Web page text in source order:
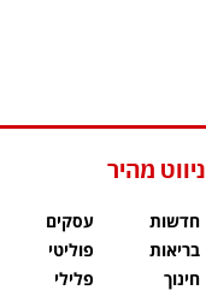
ניווט מהיר
חדשות
בריאות
חינוך
עסקים
פוליטי
פלילי